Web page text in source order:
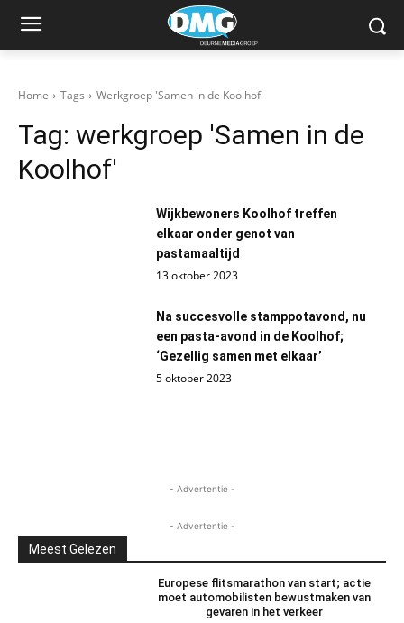
Home Tags Werkgroep 'Samen in de Koolhof'
Tag: werkgroep 'Samen in de
Koolhof'
Wijkbewoners Koolhof treffen
elkaar onder genot van
pastamaaltijd
13 oktober 2023
Na succesvolle stamppotavond, nu
een pasta-avond in de Koolhof;
‘Gezellig samen met elkaar’
5 oktober 2023
- Advertentie -
- Advertentie -
Meest Gelezen
Europese flitsmarathon van start; actie
moet automobilisten bewustmaken van
gevaren in het verkeer